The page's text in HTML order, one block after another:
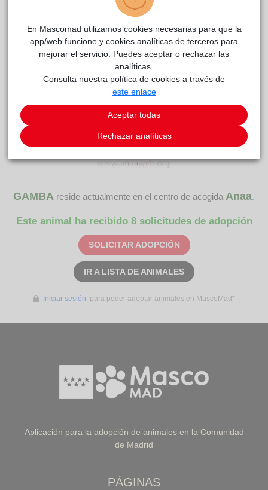
CENTRO DE ACOGIDA
GAMBA reside actualmente en el centro de acogida Anaa.
Este animal ha recibido 8 solicitudes de adopción
SOLICITAR ADOPCIÓN
IR A LISTA DE ANIMALES
Iniciar sesión para poder adoptar animales en MascoMad*
Aplicación para la adopción de animales en la Comunidad
de Madrid
PÁGINAS
En Mascomad utilizamos cookies necesarias para que la
app/web funcione y cookies analíticas de terceros para
mejorar el servicio. Puedes aceptar o rechazar las
analíticas.
Consulta nuestra política de cookies a través de
este enlace
Aceptar todas
Rechazar analíticas